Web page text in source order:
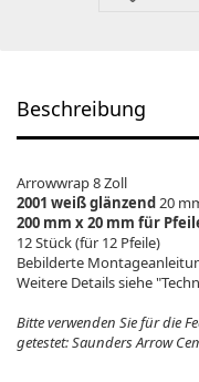
Beschreibung
Arrowwrap 8 Zoll
2001 weiß glänzend20
200 mm x 20 mm für
12 Stück (für 12 Pfeile)
Bebilderte
Weitere Details siehe
Bitte verwenden Sie für die
getestet: Saunders Arrow